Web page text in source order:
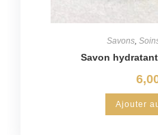
Savons,
Savon
Ajouter